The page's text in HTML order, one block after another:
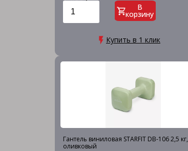
В
корзину
Купить в 1 клик
Гантель виниловая STARFIT DB-106 2,5 кг,
оливковый